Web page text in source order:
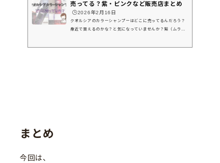
売ってる？紫・ピンクなど販売店まとめ
🕒️2026年2月16日
クオルシアのカラーシャンプーはどこに売ってるんだろう？
身近で買えるのかな？と気になっていませんか？紫（ムラシ
まとめ
今回は、